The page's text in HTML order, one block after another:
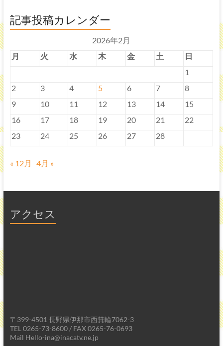
ト
ピ
ス
ー
イ
記事投稿カレンダー
2026年2月
月
火 水 木 金 土
日
1
2
3 4 5 6 7
8
9
10 11 12 13 14
15
16
17 18 19 20 21
22
23
24 25 26 27 28
« 12月 4月 »
アクセス
〒399-4501 長野県伊那市西箕輪7062-3
TEL 0265-73-8600 / FAX 0265-76-0693
Mail Hello-ina@inacatv.ne.jp